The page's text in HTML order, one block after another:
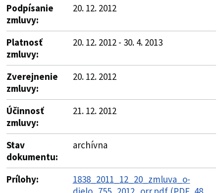
Podpísanie
zmluvy:
20. 12. 2012
Platnosť
zmluvy:
20. 12. 2012 - 30. 4. 2013
Zverejnenie
zmluvy:
20. 12. 2012
Účinnosť
zmluvy:
21. 12. 2012
Stav
dokumentu:
archívna
Prílohy:
1838_2011_12_20_zmluva_o-